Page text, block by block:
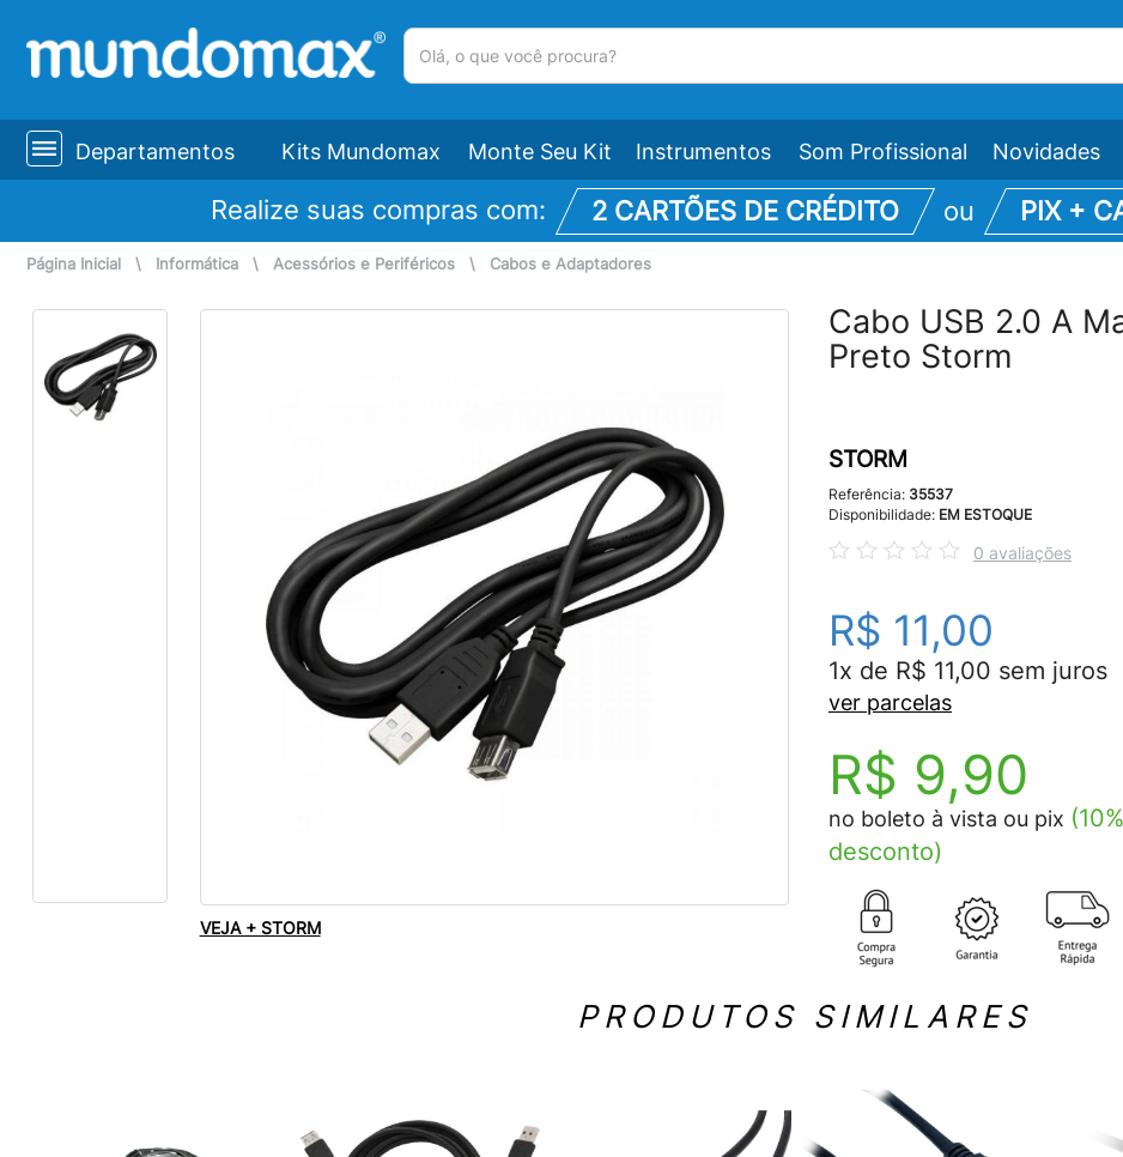
Departamentos Kits Mundomax Monte Seu Kit Instrumentos Som Profissional Novidades
Realize suas compras com: 2 CARTÕES DE CRÉDITO ou PIX +
Página Inicial \ Informática \ Acessórios e Periféricos \ Cabos e Adaptadores
VEJA + STORM
Cabo USB 2.0 A
Preto Storm
STORM
Referência: 35537
Disponibilidade: EM ESTOQUE
0 avaliações
R$ 11,00
1x de R$ 11,00 sem juros
ver parcelas
R$ 9,90
no boleto à vista ou pix
desconto)
PRODUTOS SIMILARES